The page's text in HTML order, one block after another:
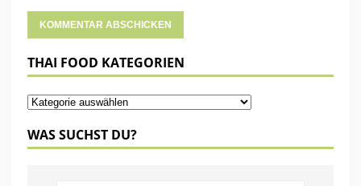
THAI FOOD KATEGORIEN
WAS SUCHST DU?